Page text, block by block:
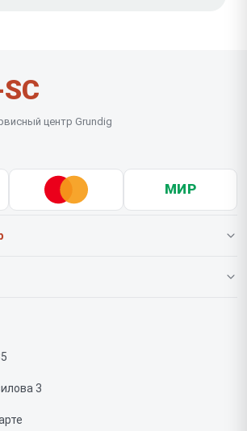
центр Grundig
МИР
оплаты
3